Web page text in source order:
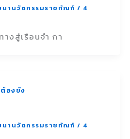
านวัตกรรมราชทัณฑ์ / 4
างสู่เรือนจำ กา
องขัง
านวัตกรรมราชทัณฑ์ / 4